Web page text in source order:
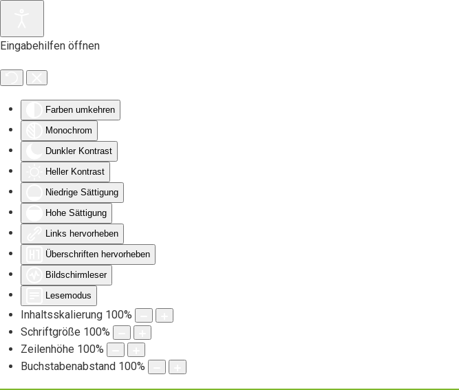
Eingabehilfen öffnen
Farben umkehren
Monochrom
Dunkler Kontrast
Heller Kontrast
Niedrige Sättigung
Hohe Sättigung
Links hervorheben
Überschriften hervorheben
Bildschirmleser
Lesemodus
Inhaltsskalierung 100%
Schriftgröße 100%
Zeilenhöhe 100%
Buchstabenabstand 100%
Zum Hauptinhalt springen